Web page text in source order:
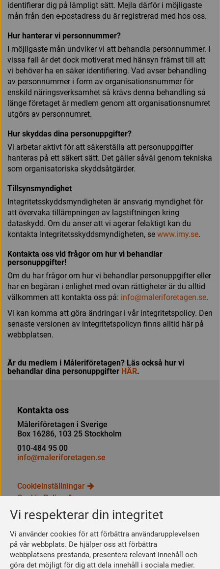
Vi respekterar din integritet
Vi använder cookies för att förbättra användarupplevelsen
på vår webbplats. De hjälper oss att förbättra
webbplatsens prestanda, presentera relevant innehåll och
göra det möjligt för dig att dela innehåll i sociala medier.
identifierar dig på lämpligt sätt. Mejla därför i möjligaste
mån från den e-postadress du är registrerad med hos oss.
Hur hanterar vi personnummer?
I möjligaste mån undviker vi att behandla personnummer. I
vissa fall är det dock motiverat med hänsyn främst till att
vi behöver ha en säker identifiering. Vad avser behandling
av personnummer i form av organisationsnummer för
enskild näringsverksamhet så krävs denna behandling så
länge företaget är medlem genom att organisationsnumret
utgörs av personnumret.
Hur skyddas dina personuppgifter?
Vi arbetar aktivt för att säkerställa att personuppgifter
hanteras på ett säkert sätt. Det gäller såväl genom tekniska
som organisatoriska skyddsåtgärder.
Tillsynsmyndighet
Integritetsskyddsmyndigheten är ansvarig myndighet för
att övervaka tillämpningen av lagstiftningen kring
dataskydd. Om du anser att vi agerar felaktigt kan du
kontakta Integritetsskyddsmyndigheten, se www.imy.se.
Kontakta oss vid frågor om hur vi behandlar
personuppgifter!
Om du har frågor om hur vi behandlar personuppgifter eller
har en begäran i enlighet med ovan rättigheter är du alltid
välkommen att kontakta oss på: info@maleriforetagen.se.
Vi kan komma att göra ändringar i vår integritetspolicy. Den
senaste versionen av integritetspolicyn finns alltid här på
webbplatsen.
Är du medlem i Måleriföretagen? Läs också hur vi
behandlar dina personuppgifter HÄR.
Kontakta oss
Måleriföretagen i Sverige
Box 16286, 103 25 Stockholm
010-484 95 00
info@maleriforetagen.se
Cookieinställningar
Cookie Policy
Integritetspolicy
Bli medlem
Så här blir du medlem
Se dina förmåner